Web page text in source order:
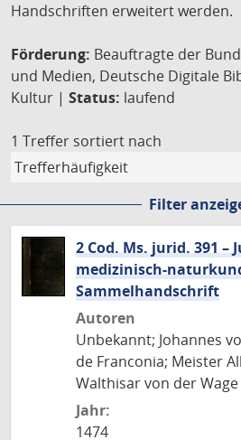
Handschriften erweitert werden.
Förderung: Beauftragte der
und Medien, Deutsche Digitale
Kultur | Status: laufend
1 Treffer sortiert nach
Filter
2 Cod. Ms. jurid. 391 –
medizinisch-
Sammelhandschrift
Autoren
Unbekannt; Johannes
de Franconia; Meister
Walthisar von der Wage
Jahr:
1474